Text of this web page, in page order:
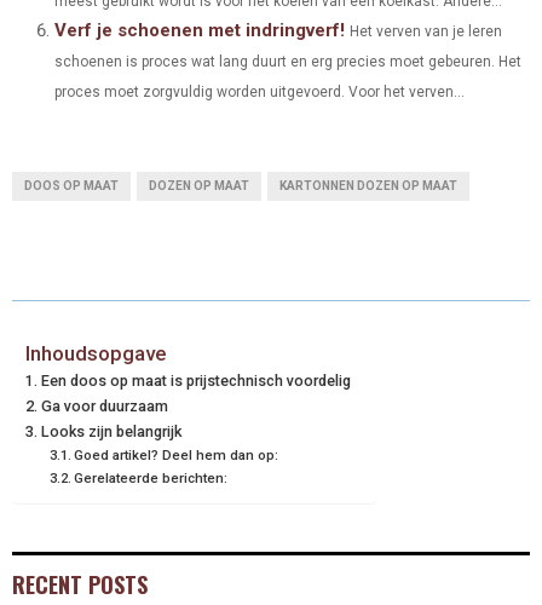
Verf je schoenen met indringverf! Het verven van je leren
schoenen is proces wat lang duurt en erg precies moet gebeuren. Het
proces moet zorgvuldig worden uitgevoerd. Voor het verven...
DOOS OP MAAT DOZEN OP MAAT KARTONNEN DOZEN OP MAAT
Inhoudsopgave
Een doos op maat is prijstechnisch voordelig
Ga voor duurzaam
Looks zijn belangrijk
Goed artikel? Deel hem dan op:
Gerelateerde berichten:
RECENT POSTS